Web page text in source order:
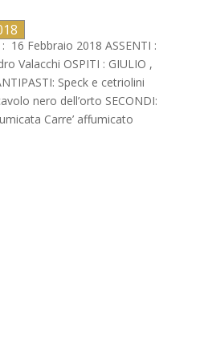
16 Febbraio 2018 ASSENTI :
Valacchi OSPITI : GIULIO ,
Speck e cetriolini
nero dell’orto SECONDI:
Carre’ affumicato